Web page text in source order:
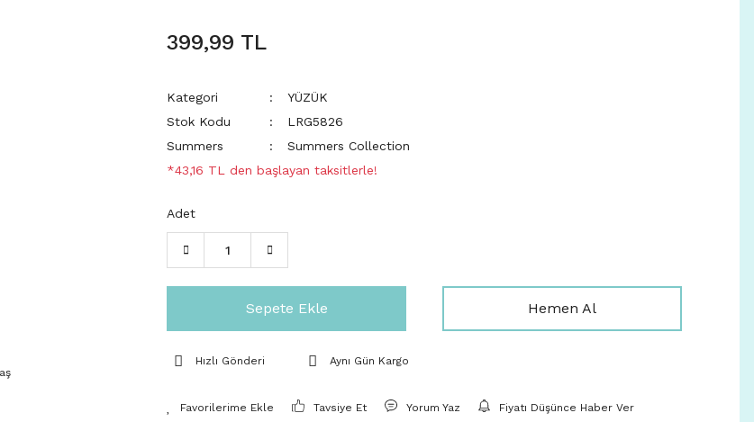
399,99 TL
Kategori
YÜZÜK
Stok Kodu
LRG5826
Summers
Summers Collection
*43,16 TL den başlayan taksitlerle!
Adet
Sepete Ekle Hemen Al
Hızlı Gönderi Aynı Gün Kargo
Tavsiye Et Yorum Yaz Fiyatı Düşünce Haber Ver